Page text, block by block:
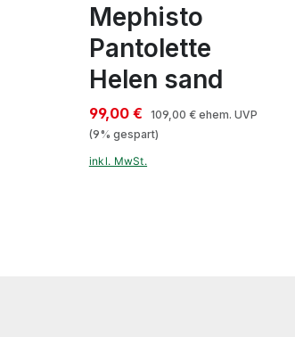
Mephisto
Pantolette
Helen sand
99,00 € 109,00 €ehem. UVP
(9% gespart)
inkl. MwSt.